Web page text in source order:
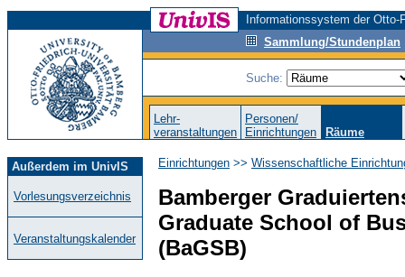
Informationssystem der
Sammlung/Stundenplan
Suche:
Lehr-
veranstaltungen
Personen/
Einrichtungen
Räume
Außerdem im UnivIS
Vorlesungsverzeichnis
Veranstaltungskalender
Einrichtungen >> Wissenschaftliche
Bamberger
Graduate School of
(BaGSB)